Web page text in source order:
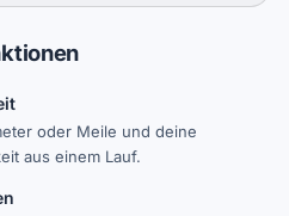
oder Meile und deine
aus einem Lauf.